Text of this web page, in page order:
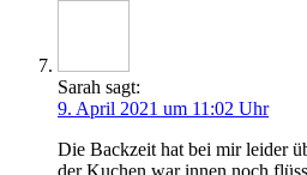
Sarah sagt:
9. April 2021 um 11:02 Uhr
Die Back­zeit hat bei mir lei­der
der Kuchen war innen noch